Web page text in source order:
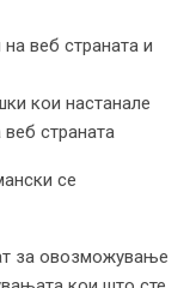
веб страната и
кои настанале
страната
се
за овозможување